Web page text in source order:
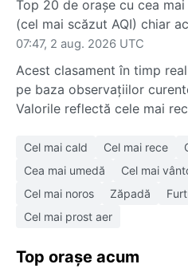
Top 20 de orașe cu cea
(cel mai scăzut AQI) chiar
07:47, 2 aug. 2026 UTC
Acest clasament în timp
pe baza observațiilor
Valorile reflectă cele mai
Cel mai cald Cel mai rece
Cea mai umedă
Cel mai
Cel mai noros
Zăpadă
Cel mai prost aer
Top orașe acum